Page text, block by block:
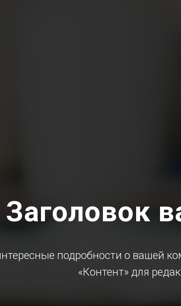
Заголовок
подробности о вашей
«Контент» для